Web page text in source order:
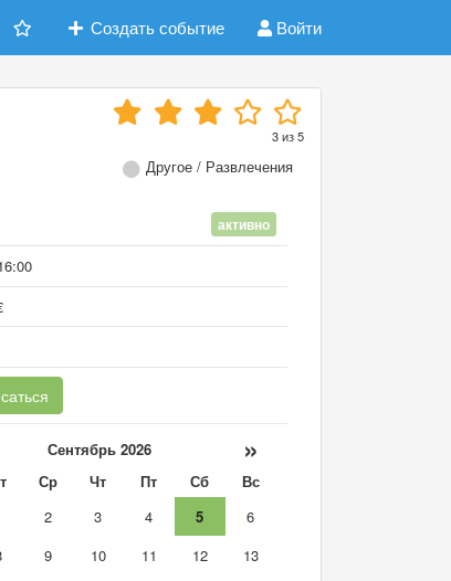
Создать событие Войти
3из5
Другое / Развлечения
активно
Сентябрь 2026 »
Ср Чт Пт Сб
Вс
2 3 4 5
6
9 10 11 12
13